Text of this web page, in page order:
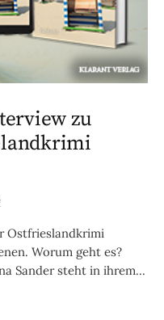
zu
Ostfrieslandkrimi
Worum geht es?
Sander steht in ihrem...